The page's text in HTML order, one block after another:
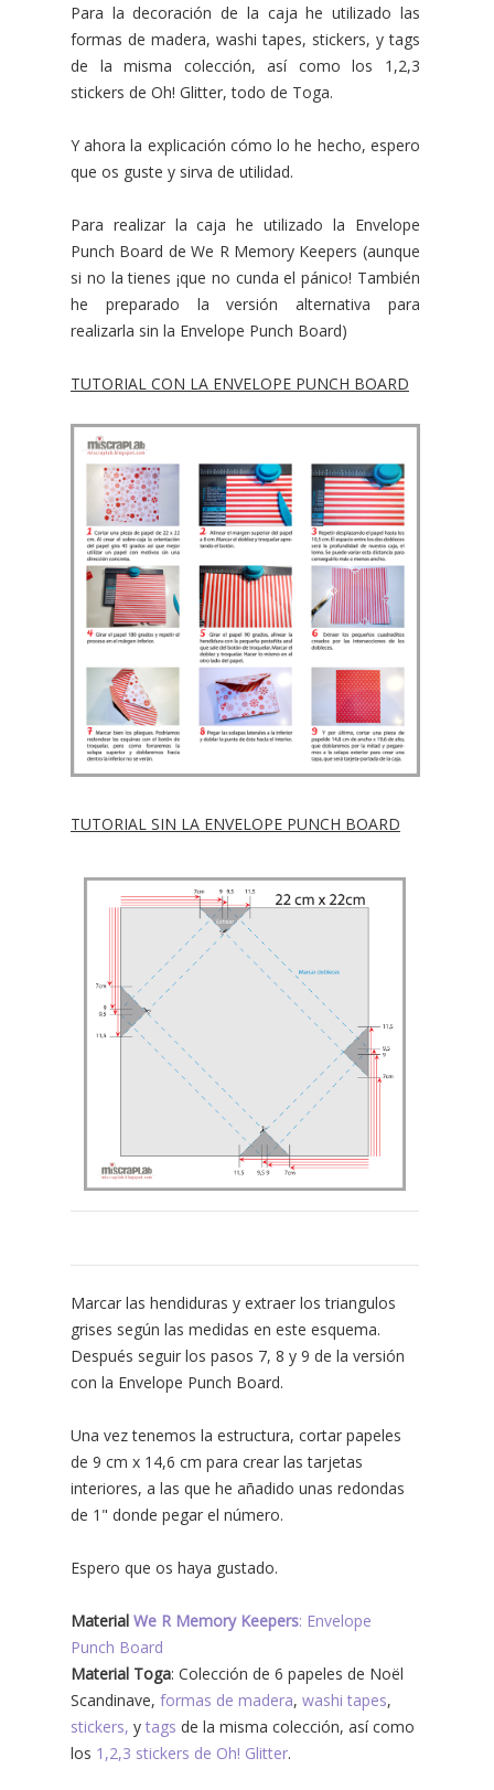
Para la decoración de la caja he utilizado las
formas de madera, washi tapes, stickers, y tags
de la misma colección, así como los 1,2,3
stickers de Oh! Glitter, todo de Toga.
Y ahora la explicación cómo lo he hecho, espero
que os guste y sirva de utilidad.
Para realizar la caja he utilizado la Envelope
Punch Board de We R Memory Keepers (aunque
si no la tienes ¡que no cunda el pánico! También
he preparado la versión alternativa para
realizarla sin la Envelope Punch Board)
TUTORIAL CON LA ENVELOPE PUNCH BOARD
TUTORIAL SIN LA ENVELOPE PUNCH BOARD
Marcar las hendiduras y extraer los triangulos
grises según las medidas en este esquema.
Después seguir los pasos 7, 8 y 9 de la versión
con la Envelope Punch Board.
Una vez tenemos la estructura, cortar papeles
de 9 cm x 14,6 cm para crear las tarjetas
interiores, a las que he añadido unas redondas
de 1" donde pegar el número.
Espero que os haya gustado.
Material We R Memory Keepers: Envelope
Punch Board
Material Toga: Colección de 6 papeles de Noël
Scandinave, formas de madera, washi tapes,
stickers, y tags de la misma colección, así como
los 1,2,3 stickers de Oh! Glitter.